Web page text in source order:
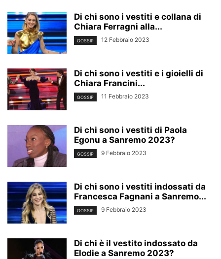
Di chi sono i vestiti e collana di
Chiara Ferragni alla...
GOSSIP 12 Febbraio 2023
Di chi sono i vestiti e i gioielli di
Chiara Francini...
GOSSIP 11 Febbraio 2023
Di chi sono i vestiti di Paola
Egonu a Sanremo 2023?
GOSSIP 9 Febbraio 2023
Di chi sono i vestiti indossati da
Francesca Fagnani a Sanremo...
GOSSIP 9 Febbraio 2023
Di chi è il vestito indossato da
Elodie a Sanremo 2023?